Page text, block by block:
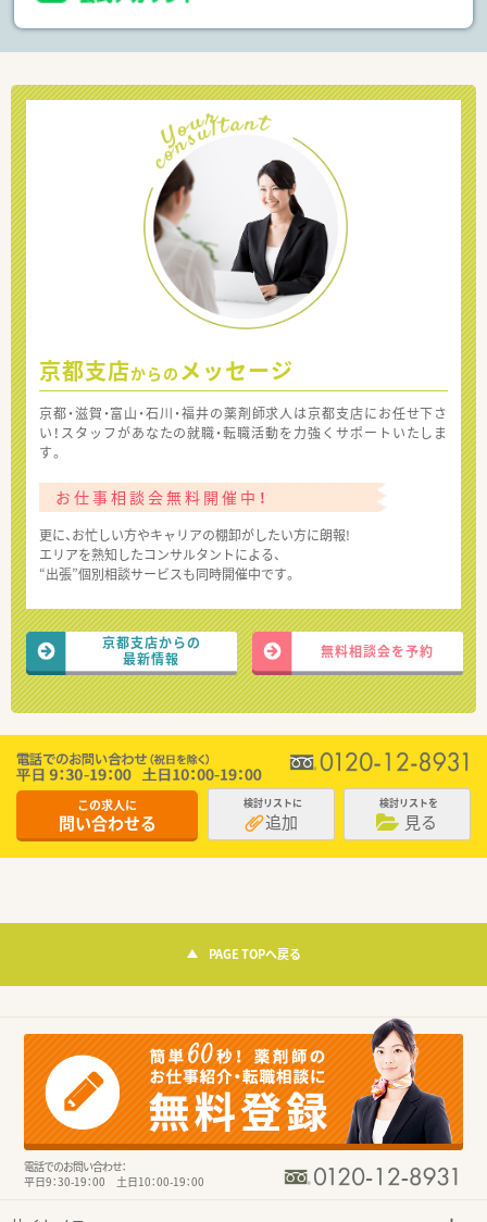
京都支店からの メッセージ
京都・滋賀・富山・石川・福井の薬剤師求人は京都支店にお任せ下さ
い！スタッフがあなたの就職・転職活動を力強くサポートいたしま
す。
お仕事相談会無料開催中！
更に、お忙しい方やキャリアの棚卸がしたい方に朗報!
エリアを熟知したコンサルタントによる、
“出張”個別相談サービスも同時開催中です。
京都支店からの
最新情報
無料相談会を予約
この求人に
問い合わせる
検討リストに
追加
検討リストを
見る
PAGE TOPへ戻る
電話でのお問い合わせ：
平日9：30-19：00 土日10：00-19：00